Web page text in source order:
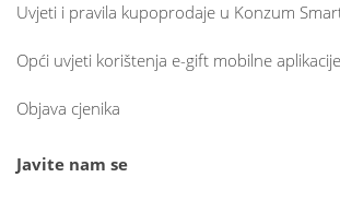
Uvjeti i pravila kupoprodaje u Konzum
Opći uvjeti korištenja e-gift mobilne aplikacije
Objava cjenika
Javite nam se